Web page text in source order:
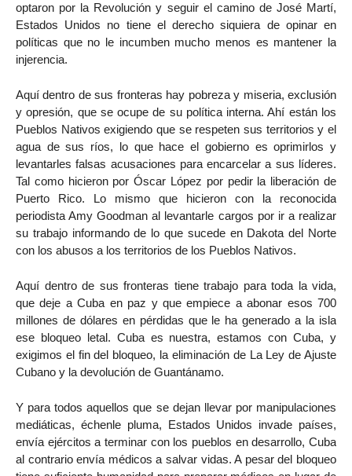
optaron por la Revolución y seguir el camino de José Martí,
Estados Unidos no tiene el derecho siquiera de opinar en
políticas que no le incumben mucho menos es mantener la
injerencia.
Aquí dentro de sus fronteras hay pobreza y miseria, exclusión
y opresión, que se ocupe de su política interna. Ahí están los
Pueblos Nativos exigiendo que se respeten sus territorios y el
agua de sus ríos, lo que hace el gobierno es oprimirlos y
levantarles falsas acusaciones para encarcelar a sus líderes.
Tal como hicieron por Óscar López por pedir la liberación de
Puerto Rico. Lo mismo que hicieron con la reconocida
periodista Amy Goodman al levantarle cargos por ir a realizar
su trabajo informando de lo que sucede en Dakota del Norte
con los abusos a los territorios de los Pueblos Nativos.
Aquí dentro de sus fronteras tiene trabajo para toda la vida,
que deje a Cuba en paz y que empiece a abonar esos 700
millones de dólares en pérdidas que le ha generado a la isla
ese bloqueo letal. Cuba es nuestra, estamos con Cuba, y
exigimos el fin del bloqueo, la eliminación de La Ley de Ajuste
Cubano y la devolución de Guantánamo.
Y para todos aquellos que se dejan llevar por manipulaciones
mediáticas, échenle pluma, Estados Unidos invade países,
envía ejércitos a terminar con los pueblos en desarrollo, Cuba
al contrario envía médicos a salvar vidas. A pesar del bloqueo